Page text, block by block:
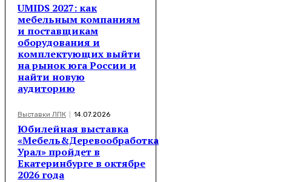
UMIDS 2027: как
мебельным компаниям
и поставщикам
оборудования и
комплектующих выйти
на рынок юга России и
найти новую
аудиторию
Выставки ЛПК 14.07.2026
Юбилейная выставка
«Мебель&Деревообработка
Урал» пройдет в
Екатеринбурге в октябре
2026 года